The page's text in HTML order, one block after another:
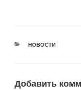
РУБРИКИ
НОВОСТИ
Добавить